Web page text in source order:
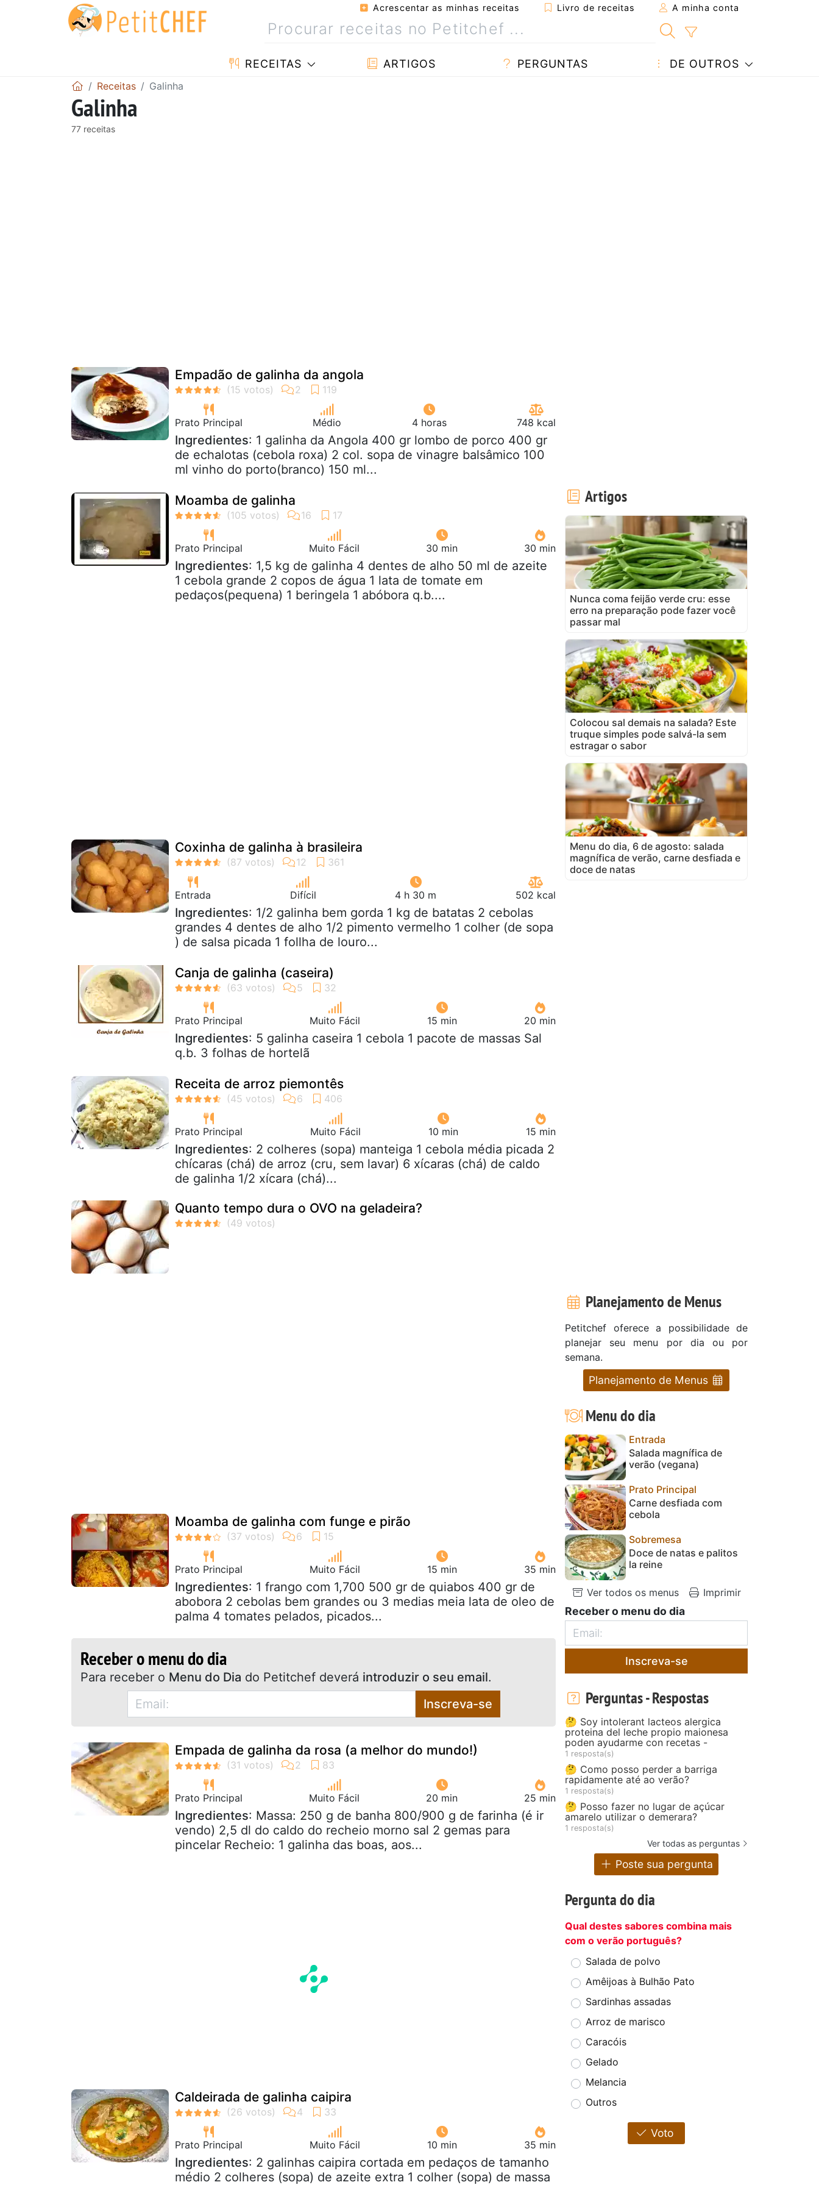
Acrescentar as minhas receitas Livro de receitas A minha conta
RECEITAS ARTIGOS PERGUNTAS DE OUTROS
Receitas Galinha
Galinha
77 receitas
Empadão de galinha da angola
Prato Principal Médio 4 horas 748 kcal
Ingredientes: 1 galinha da Angola 400 gr lombo de porco 400 gr
de echalotas (cebola roxa) 2 col. sopa de vinagre balsâmico 100
ml vinho do porto(branco) 150 ml...
Moamba de galinha
Prato Principal Muito Fácil 30 min 30 min
Ingredientes: 1,5 kg de galinha 4 dentes de alho 50 ml de azeite
1 cebola grande 2 copos de água 1 lata de tomate em
pedaços(pequena) 1 beringela 1 abóbora q.b....
Coxinha de galinha à brasileira
Entrada Difícil 4 h 30 m 502 kcal
Ingredientes: 1/2 galinha bem gorda 1 kg de batatas 2 cebolas
grandes 4 dentes de alho 1/2 pimento vermelho 1 colher (de sopa
) de salsa picada 1 follha de louro...
Canja de galinha (caseira)
Prato Principal Muito Fácil 15 min 20 min
Ingredientes: 5 galinha caseira 1 cebola 1 pacote de massas Sal
q.b. 3 folhas de hortelã
Receita de arroz piemontês
Prato Principal Muito Fácil 10 min 15 min
Ingredientes: 2 colheres (sopa) manteiga 1 cebola média picada 2
chícaras (chá) de arroz (cru, sem lavar) 6 xícaras (chá) de caldo
de galinha 1/2 xícara (chá)...
Quanto tempo dura o OVO na geladeira?
Moamba de galinha com funge e pirão
Prato Principal Muito Fácil 15 min 35 min
Ingredientes: 1 frango com 1,700 500 gr de quiabos 400 gr de
abobora 2 cebolas bem grandes ou 3 medias meia lata de oleo de
palma 4 tomates pelados, picados...
Receber o menu do dia
Para receber o Menu do Dia do Petitchef deverá introduzir o seu email.
Inscreva-se
Empada de galinha da rosa (a melhor do mundo!)
Prato Principal Muito Fácil 20 min 25 min
Ingredientes: Massa: 250 g de banha 800/900 g de farinha (é ir
vendo) 2,5 dl do caldo do recheio morno sal 2 gemas para
pincelar Recheio: 1 galinha das boas, aos...
Caldeirada de galinha caipira
Prato Principal Muito Fácil 10 min 35 min
Ingredientes: 2 galinhas caipira cortada em pedaços de tamanho
médio 2 colheres (sopa) de azeite extra 1 colher (sopa) de massa
Artigos
Nunca coma feijão verde cru: esse
erro na preparação pode fazer você
passar mal
Colocou sal demais na salada? Este
truque simples pode salvá-la sem
estragar o sabor
Menu do dia, 6 de agosto: salada
magnífica de verão, carne desfiada e
doce de natas
Planejamento de Menus
Petitchef oferece a possibilidade de
planejar seu menu por dia ou por
semana.
Planejamento de Menus
Menu do dia
Entrada
Salada magnífica de
verão (vegana)
Prato Principal
Carne desfiada com
cebola
Sobremesa
Doce de natas e palitos
la reine
Ver todos os menus Imprimir
Receber o menu do dia
Inscreva-se
Perguntas - Respostas
🤔 Soy intolerant lacteos alergica
proteina del leche propio maionesa
poden ayudarme con recetas -
1 resposta(s)
🤔 Como posso perder a barriga
rapidamente até ao verão?
1 resposta(s)
🤔 Posso fazer no lugar de açúcar
amarelo utilizar o demerara?
1 resposta(s)
Ver todas as perguntas
Poste sua pergunta
Pergunta do dia
Qual destes sabores combina mais
com o verão português?
Salada de polvo
Amêijoas à Bulhão Pato
Sardinhas assadas
Arroz de marisco
Caracóis
Gelado
Melancia
Outros
Voto